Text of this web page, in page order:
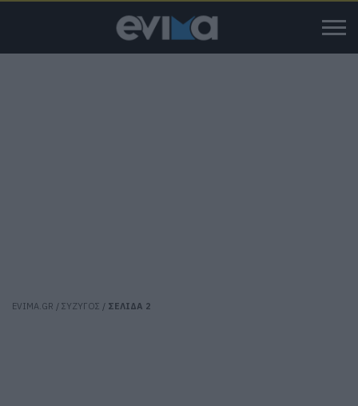
EVIMA.GR / ΣΥΖΥΓΟΣ / ΣΕΛΙΔΑ 2